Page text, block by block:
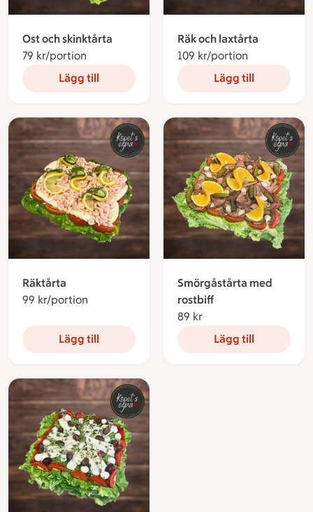
Ost och skinktårta
79 kr/portion 79 kronor per portion
Lägg till
Räk och laxtårta
109 kr/portion
Lägg till
Räktårta
99 kr/portion 99 kronor per portion
Lägg till
Smörgåstårta med
rostbiff
89 kr
Lägg till